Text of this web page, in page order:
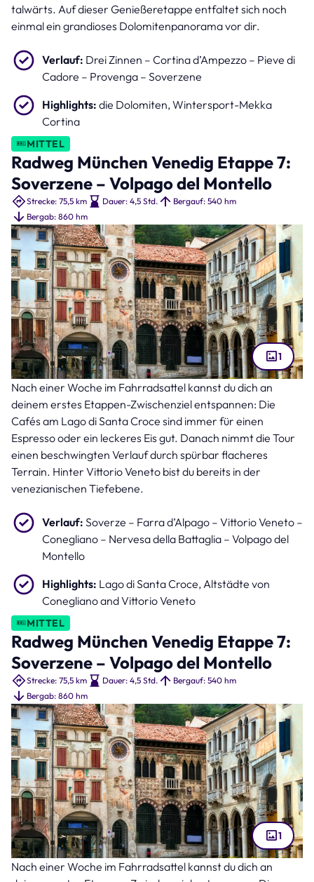
talwärts. Auf dieser Genießeretappe entfaltet sich noch
einmal ein grandioses Dolomitenpanorama vor dir.
Verlauf: Drei Zinnen – Cortina d’Ampezzo – Pieve di
Cadore – Provenga – Soverzene
Highlights: die Dolomiten, Wintersport-Mekka
Cortina
MITTEL
Radweg München Venedig Etappe 7:
Soverzene – Volpago del Montello
Strecke: 75,5 km Dauer: 4,5 Std.
Bergauf: 540 hm
Bergab: 860 hm
Vittorio Veneto (Bild: Freesurf – stock.adobe.com )
1
Nach einer Woche im Fahrradsattel kannst du dich an
deinem erstes Etappen-Zwischenziel entspannen: Die
Cafés am Lago di Santa Croce sind immer für einen
Espresso oder ein leckeres Eis gut. Danach nimmt die Tour
einen beschwingten Verlauf durch spürbar flacheres
Terrain. Hinter Vittorio Veneto bist du bereits in der
venezianischen Tiefebene.
Verlauf: Soverze – Farra d’Alpago – Vittorio Veneto –
Conegliano – Nervesa della Battaglia – Volpago del
Montello
Highlights: Lago di Santa Croce, Altstädte von
Conegliano and Vittorio Veneto
MITTEL
Radweg München Venedig Etappe 7:
Soverzene – Volpago del Montello
Strecke: 75,5 km Dauer: 4,5 Std.
Bergauf: 540 hm
Bergab: 860 hm
Vittorio Veneto (Bild: Freesurf – stock.adobe.com )
1
Nach einer Woche im Fahrradsattel kannst du dich an